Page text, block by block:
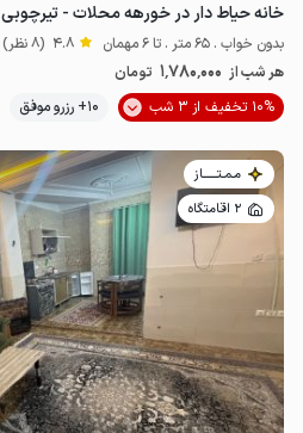
خانه حیاط دار در خورهه محلات - تیرچوبی
بدون خواب . 65 متر . تا 6 مهمان 4.8 (8 نظر)
هر شب از 1٬780٬000 تومان
10% تخفیف از 3 شب
10+ رزرو موفق
مـمـتــــــاز
2 اقامتگاه